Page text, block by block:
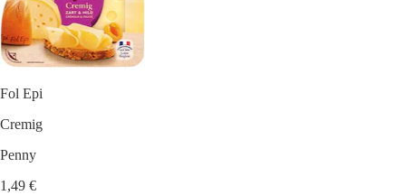
Fol Epi
Cremig
Penny
1,49 €